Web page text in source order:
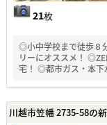
21枚
◎小中学校まで徒歩８
リーにオススメ！
宅！ ◎都市ガス・本下
川越市笠幡 2735-58の